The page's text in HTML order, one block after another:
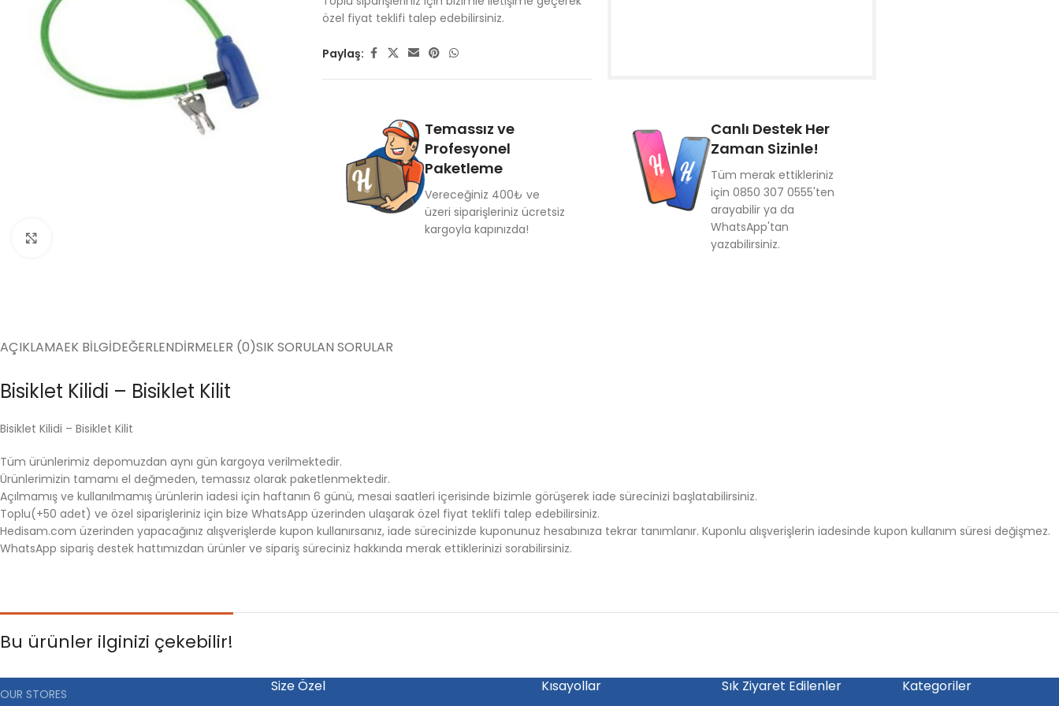
özel fiyat teklifi talep edebilirsiniz.
Paylaş:
Temassız ve
Profesyonel
Paketleme
Vereceğiniz 400₺ ve
üzeri siparişleriniz ücretsiz
kargoyla kapınızda!
Canlı Destek Her
Zaman Sizinle!
Tüm merak ettikleriniz
için 0850 307 0555'ten
arayabilir ya da
WhatsApp'tan
yazabilirsiniz.
AÇIKLAMAEK BILGIDEĞERLENDIRMELER (0)SIK SORULAN SORULAR
Bisiklet Kilidi – Bisiklet Kilit
Bisiklet Kilidi – Bisiklet Kilit
Tüm ürünlerimiz depomuzdan aynı gün kargoya verilmektedir.
Ürünlerimizin tamamı el değmeden, temassız olarak paketlenmektedir.
Açılmamış ve kullanılmamış ürünlerin iadesi için haftanın 6 günü, mesai saatleri içerisinde bizimle görüşerek iade sürecinizi başlatabilirsiniz.
Toplu(+50 adet) ve özel siparişleriniz için bize WhatsApp üzerinden ulaşarak özel fiyat teklifi talep edebilirsiniz.
Hedisam.com üzerinden yapacağınız alışverişlerde kupon kullanırsanız, iade sürecinizde kuponunuz hesabınıza tekrar tanımlanır. Kuponlu alışverişlerin iadesinde kupon kullanım süresi değişmez.
WhatsApp sipariş destek hattımızdan ürünler ve sipariş süreciniz hakkında merak ettiklerinizi sorabilirsiniz.
Bu ürünler ilginizi çekebilir!
OUR STORES Size Özel Kısayollar Sık Ziyaret Edilenler Kategoriler